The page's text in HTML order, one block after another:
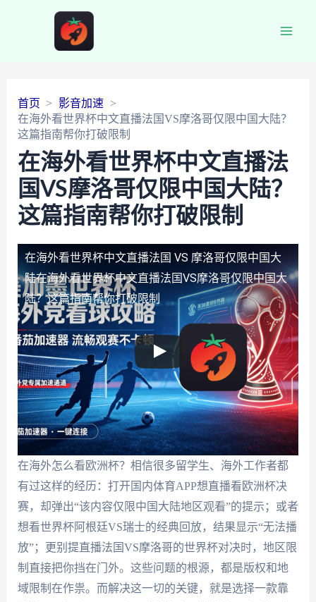
首页
影音加速
在海外看世界杯中文直播法国VS摩洛哥仅限中国大陆？
这篇指南帮你打破限制
在海外看世界杯中文直播法
国VS摩洛哥仅限中国大陆？
这篇指南帮你打破限制
在海外看世界杯中文直播法国 VS 摩洛哥仅限中国大
陆在海外看世界杯中文直播法国VS摩洛哥仅限中国大
陆？这篇指南帮你打破限制
在海外怎么看欧洲杯？相信很多留学生、海外工作者都
有过这样的经历：打开国内体育APP想直播看欧洲杯决
赛，却弹出“该内容仅限中国大陆地区观看”的提示；或者
想看世界杯阿根廷VS瑞士的经典回放，结果显示“无法播
放”；更别提直播法国VS摩洛哥的世界杯对决时，地区限
制直接把你挡在门外。这些问题的根源，都是版权和地
域限制在作祟。而解决这一切的关键，就是选择一款靠